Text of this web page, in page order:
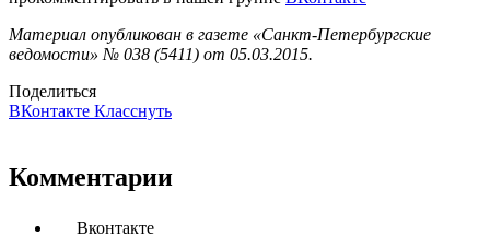
Материал опубликован в газете «Санкт-Петербургские
ведомости» № 038 (5411) от 05.03.2015.
Поделиться
ВКонтакте Класснуть
Комментарии
Вконтакте